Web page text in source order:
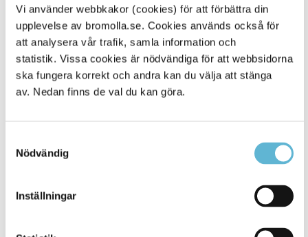
Vi använder webbkakor (cookies) för att förbättra din
upplevelse av bromolla.se. Cookies används också för
att analysera vår trafik, samla information och
statistik. Vissa cookies är nödvändiga för att webbsidorna
ska fungera korrekt och andra kan du välja att stänga
av. Nedan finns de val du kan göra.
Nödvändig
Inställningar
13.30 Tipsrunda- Tema landskap
Onsdag 26/8
9.00 Frukosten statar igen
10.00 Sånggruppen Inse
10.00 Minigolf
13.30 Sången är din, önskesånger
månadens dikt, rimma på sol, vin & vatten